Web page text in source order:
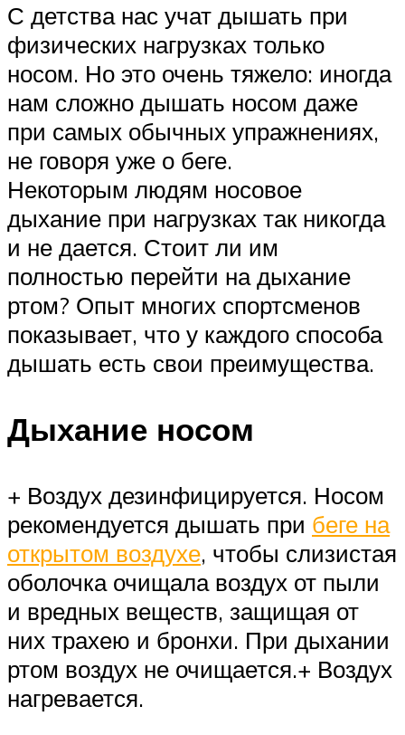
С детства нас учат дышать при
физических нагрузках только
носом. Но это очень тяжело: иногда
нам сложно дышать носом даже
при самых обычных упражнениях,
не говоря уже о беге.
Некоторым людям носовое
дыхание при нагрузках так никогда
и не дается. Стоит ли им
полностью перейти на дыхание
ртом? Опыт многих спортсменов
показывает, что у каждого способа
дышать есть свои преимущества.
Дыхание носом
+ Воздух дезинфицируется. Носом
рекомендуется дышать при беге на
открытом воздухе, чтобы слизистая
оболочка очищала воздух от пыли
и вредных веществ, защищая от
них трахею и бронхи. При дыхании
ртом воздух не очищается.+ Воздух
нагревается.